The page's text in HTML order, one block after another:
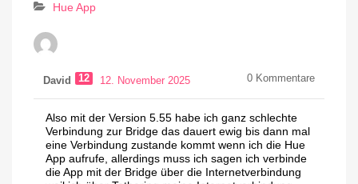
Hue App
David 12 12. November 2025 0 Kommentare
Also mit der Version 5.55 habe ich ganz schlechte
Verbindung zur Bridge das dauert ewig bis dann mal
eine Verbindung zustande kommt wenn ich die Hue
App aufrufe, allerdings muss ich sagen ich verbinde
die App mit der Bridge über die Internetverbindung